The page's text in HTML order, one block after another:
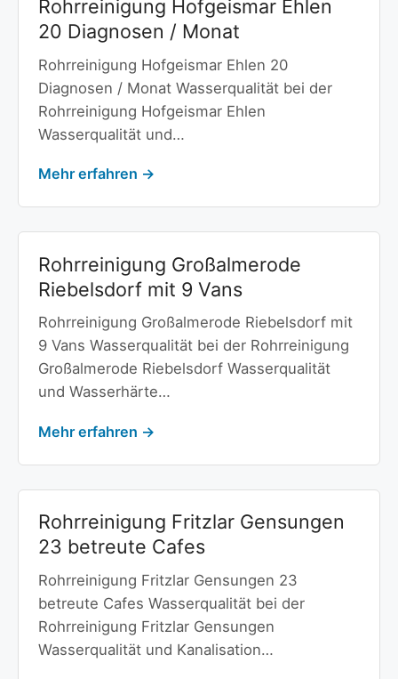
Rohrreinigung Hofgeismar Ehlen
20 Diagnosen / Monat
Rohrreinigung Hofgeismar Ehlen 20
Diagnosen / Monat Wasserqualität bei der
Rohrreinigung Hofgeismar Ehlen
Wasserqualität und…
Mehr erfahren →
Rohrreinigung Großalmerode
Riebelsdorf mit 9 Vans
Rohrreinigung Großalmerode Riebelsdorf mit
9 Vans Wasserqualität bei der Rohrreinigung
Großalmerode Riebelsdorf Wasserqualität
und Wasserhärte…
Mehr erfahren →
Rohrreinigung Fritzlar Gensungen
23 betreute Cafes
Rohrreinigung Fritzlar Gensungen 23
betreute Cafes Wasserqualität bei der
Rohrreinigung Fritzlar Gensungen
Wasserqualität und Kanalisation…